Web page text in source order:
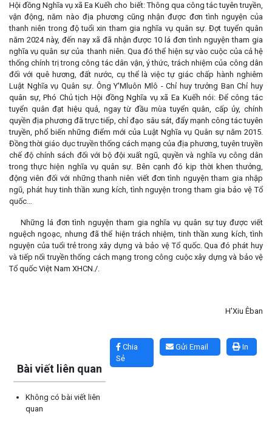
Hội đồng Nghĩa vụ xã Ea Kuếh cho biết: Thông qua công tác tuyên truyền,
vận động, năm nào địa phương cũng nhận được đơn tình nguyện của
thanh niên trong độ tuổi xin tham gia nghĩa vụ quân sự. Đợt tuyển quân
năm 2024 này, đến nay xã đã nhận được 10 lá đơn tình nguyện tham gia
nghĩa vụ quân sự của thanh niên. Qua đó thể hiện sự vào cuộc của cả hệ
thống chính trị trong công tác dân vận, ý thức, trách nhiệm của công dân
đối với quê hương, đất nước, cụ thể là việc tự giác chấp hành nghiêm
Luật Nghĩa vụ Quân sự. Ông Y'Mluôn Mlô - Chỉ huy trưởng Ban Chỉ huy
quân sự, Phó Chủ tịch Hội đồng Nghĩa vụ xã Ea Kuếh nói: Để công tác
tuyển quân đạt hiệu quả, ngay từ đầu mùa tuyển quân, cấp ủy, chính
quyền địa phương đã trực tiếp, chỉ đạo sâu sát, đẩy mạnh công tác tuyên
truyền, phổ biến những điểm mới của Luật Nghĩa vụ Quân sự năm 2015.
Đồng thời giáo dục truyền thống cách mạng của địa phương, tuyên truyền
chế độ chính sách đối với bộ đội xuất ngũ, quyền và nghĩa vụ công dân
trong thực hiện nghĩa vụ quân sự. Bên cạnh đó kịp thời khen thưởng,
động viên đối với những thanh niên viết đơn tình nguyện tham gia nhập
ngũ, phát huy tinh thần xung kích, tình nguyện trong tham gia bảo vệ Tổ
quốc…
Những lá đơn tình nguyện tham gia nghĩa vụ quân sự tuy được viết
nguệch ngoạc, nhưng đã thể hiện trách nhiệm, tinh thần xung kích, tình
nguyện của tuổi trẻ trong xây dựng và bảo vệ Tổ quốc. Qua đó phát huy
và tiếp nối truyền thống cách mạng trong công cuộc xây dựng và bảo vệ
Tổ quốc Việt Nam XHCN./.
H'Xiu Êban
In
Gửi Email
Chia
Sẻ
Bài viết liên quan
Không có bài viết liên
quan